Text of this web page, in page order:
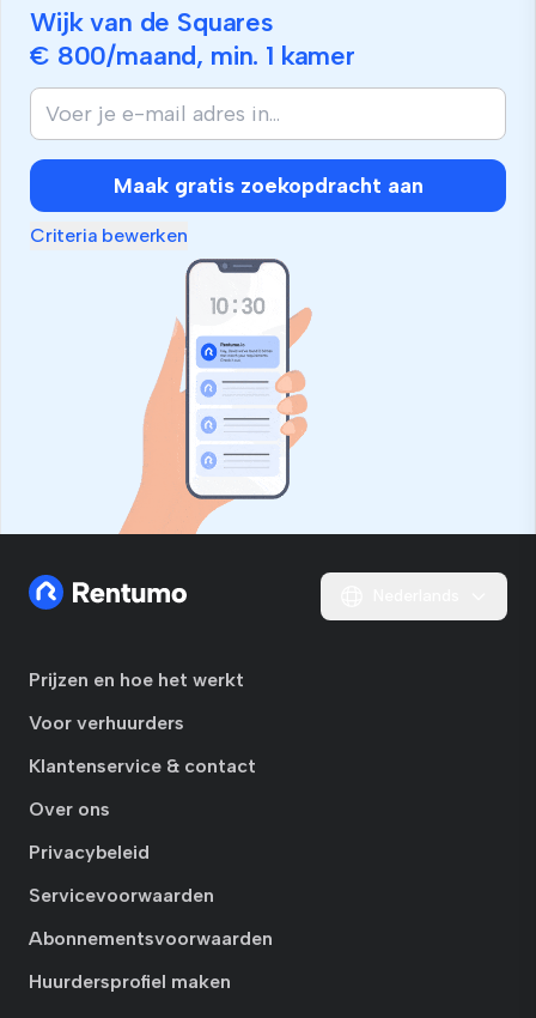
Wijk van de Squares
€ 800/maand, min. 1 kamer
Maak gratis zoekopdracht aan
Criteria bewerken
Prijzen en hoe het werkt
Voor verhuurders
Klantenservice & contact
Over ons
Privacybeleid
Servicevoorwaarden
Abonnementsvoorwaarden
Huurdersprofiel maken